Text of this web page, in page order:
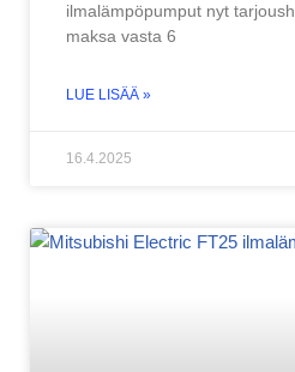
ilmalämpöpumput nyt
maksa vasta 6
LUE LISÄÄ »
16.4.2025